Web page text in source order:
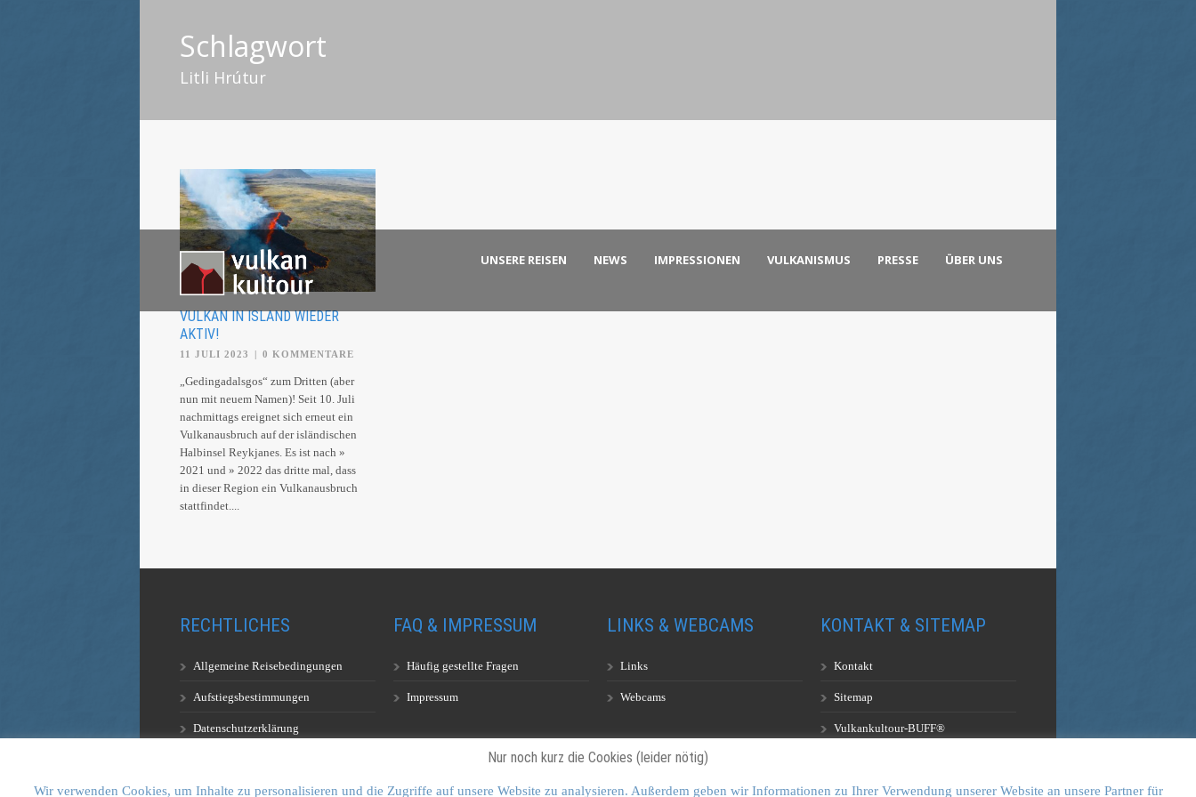
UNSERE REISEN NEWS IMPRESSIONEN VULKANISMUS PRESSE ÜBER UNS
Schlagwort
Litli Hrútur
VULKAN IN ISLAND WIEDER
AKTIV!
11 JULI 2023 | 0 KOMMENTARE
„Gedingadalsgos“ zum Dritten (aber
nun mit neuem Namen)! Seit 10. Juli
nachmittags ereignet sich erneut ein
Vulkanausbruch auf der isländischen
Halbinsel Reykjanes. Es ist nach »
2021 und » 2022 das dritte mal, dass
in dieser Region ein Vulkanausbruch
stattfindet....
RECHTLICHES
Allgemeine Reisebedingungen
Aufstiegsbestimmungen
Datenschutzerklärung
FAQ & IMPRESSUM
Häufig gestellte Fragen
Impressum
LINKS & WEBCAMS
Links
Webcams
KONTAKT & SITEMAP
Kontakt
Sitemap
Vulkankultour-BUFF®
Nur noch kurz die Cookies (leider nötig)
Wir verwenden Cookies, um Inhalte zu personalisieren und die Zugriffe auf unsere Website zu analysieren. Außerdem geben wir Informationen zu Ihrer Verwendung unserer Website an unsere Partner für